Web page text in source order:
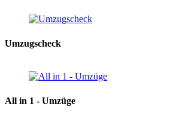
Umzugscheck
All in 1 - Umzüge